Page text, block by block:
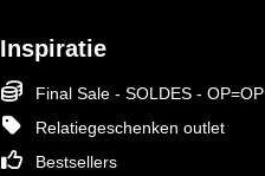
Inspiratie
Final Sale - SOLDES - OP=OP
Relatiegeschenken outlet
Bestsellers